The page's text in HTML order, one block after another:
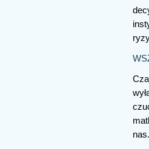
nas.